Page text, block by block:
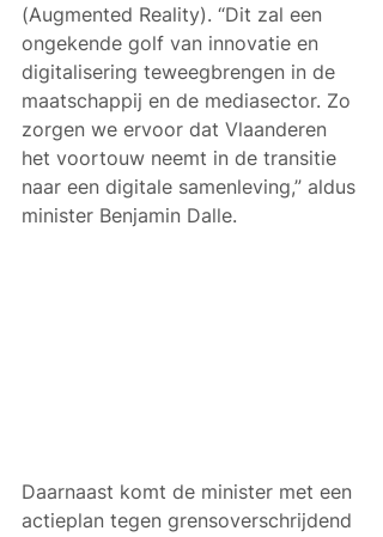
(Augmented Reality). “Dit zal een
ongekende golf van innovatie en
digitalisering teweegbrengen in de
maatschappij en de mediasector. Zo
zorgen we ervoor dat Vlaanderen
het voortouw neemt in de transitie
naar een digitale samenleving,” aldus
minister Benjamin Dalle.
Daarnaast komt de minister met een
actieplan tegen grensoverschrijdend